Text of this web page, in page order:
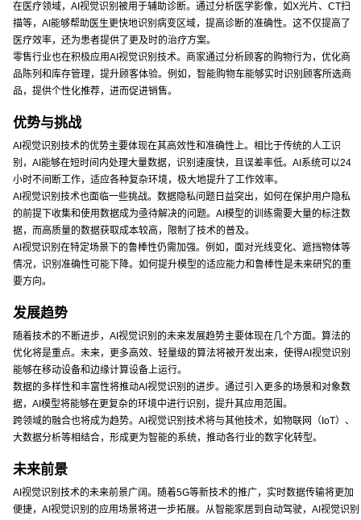
在医疗领域，AI视觉识别被用于辅助诊断。通过分析医学影像，如X光片、CT扫
描等，AI能够帮助医生更快地识别病变区域，提高诊断的准确性。这不仅提高了
医疗效率，还为患者提供了更及时的治疗方案。
零售行业也在积极应用AI视觉识别技术。商家通过分析顾客的购物行为，优化商
品陈列和库存管理，提升顾客体验。例如，智能购物车能够实时识别顾客所选商
品，提供个性化推荐，进而促进销售。
优势与挑战
AI视觉识别技术的优势主要体现在其高效性和准确性上。相比于传统的人工识
别，AI能够在短时间内处理大量数据，识别速度快，且误差率低。AI系统可以24
小时不间断工作，适应各种复杂环境，极大地提升了工作效率。
AI视觉识别技术也面临一些挑战。数据隐私问题日益突出，如何在保护用户隐私
的前提下收集和使用数据成为亟待解决的问题。AI模型的训练需要大量的标注数
据，而高质量的数据获取成本较高，限制了技术的普及。
AI视觉识别在特定场景下的鲁棒性仍需加强。例如，面对光线变化、遮挡物体等
情况，识别准确性可能下降。如何提升模型的适应能力和鲁棒性是未来研究的重
要方向。
发展趋势
随着技术的不断进步，AI视觉识别的未来发展趋势主要体现在几个方面。算法的
优化将是重点。未来，更多高效、轻量级的算法将被开发出来，使得AI视觉识别
能够在移动设备和边缘计算设备上运行。
数据的多样性和丰富性将推动AI视觉识别的进步。通过引入更多的场景和对象数
据，AI模型将能够在更复杂的环境中进行识别，提升其应用范围。
跨领域的融合也将成为趋势。AI视觉识别技术将与其他技术，如物联网（IoT）、
大数据分析等相结合，形成更为智能的系统，推动各行业的数字化转型。
未来前景
AI视觉识别技术的未来前景广阔。随着5G等新技术的推广，实时数据传输将更加
便捷，AI视觉识别的应用场景将进一步拓展。从智能家居到自动驾驶，AI视觉识别